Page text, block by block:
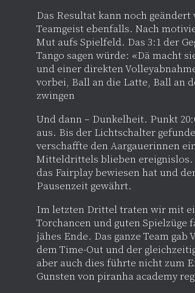
Das Resultat kann noch
Teamgeist ebenfalls. Nach
Mut aufs Spielfeld. Das 3:1 der
Tango sagen würde: «Dä macht
und einer direkten
vorbei, Ball an die Latte, Ball an
zwingen
Und dann – Dunkelheit. Punkt
aus. Bis der Lichtschalter
verschaffte den Aargauerinnen
Mitteldrittels blieben ereignislos.
das Fairplay bewiesen hat und
Pausenzeit gewährt.
Im letzten Drittel traten wir mit
Torchancen und guten
jähes Ende. Das ganze Team
dem Time-Out und der
aber auch dies führte nicht zum
Gunsten von piranha academy